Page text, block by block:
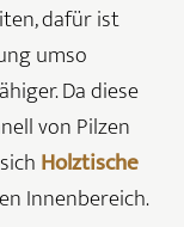
dafür ist
umso
Da diese
von Pilzen
Holztische
Innenbereich.